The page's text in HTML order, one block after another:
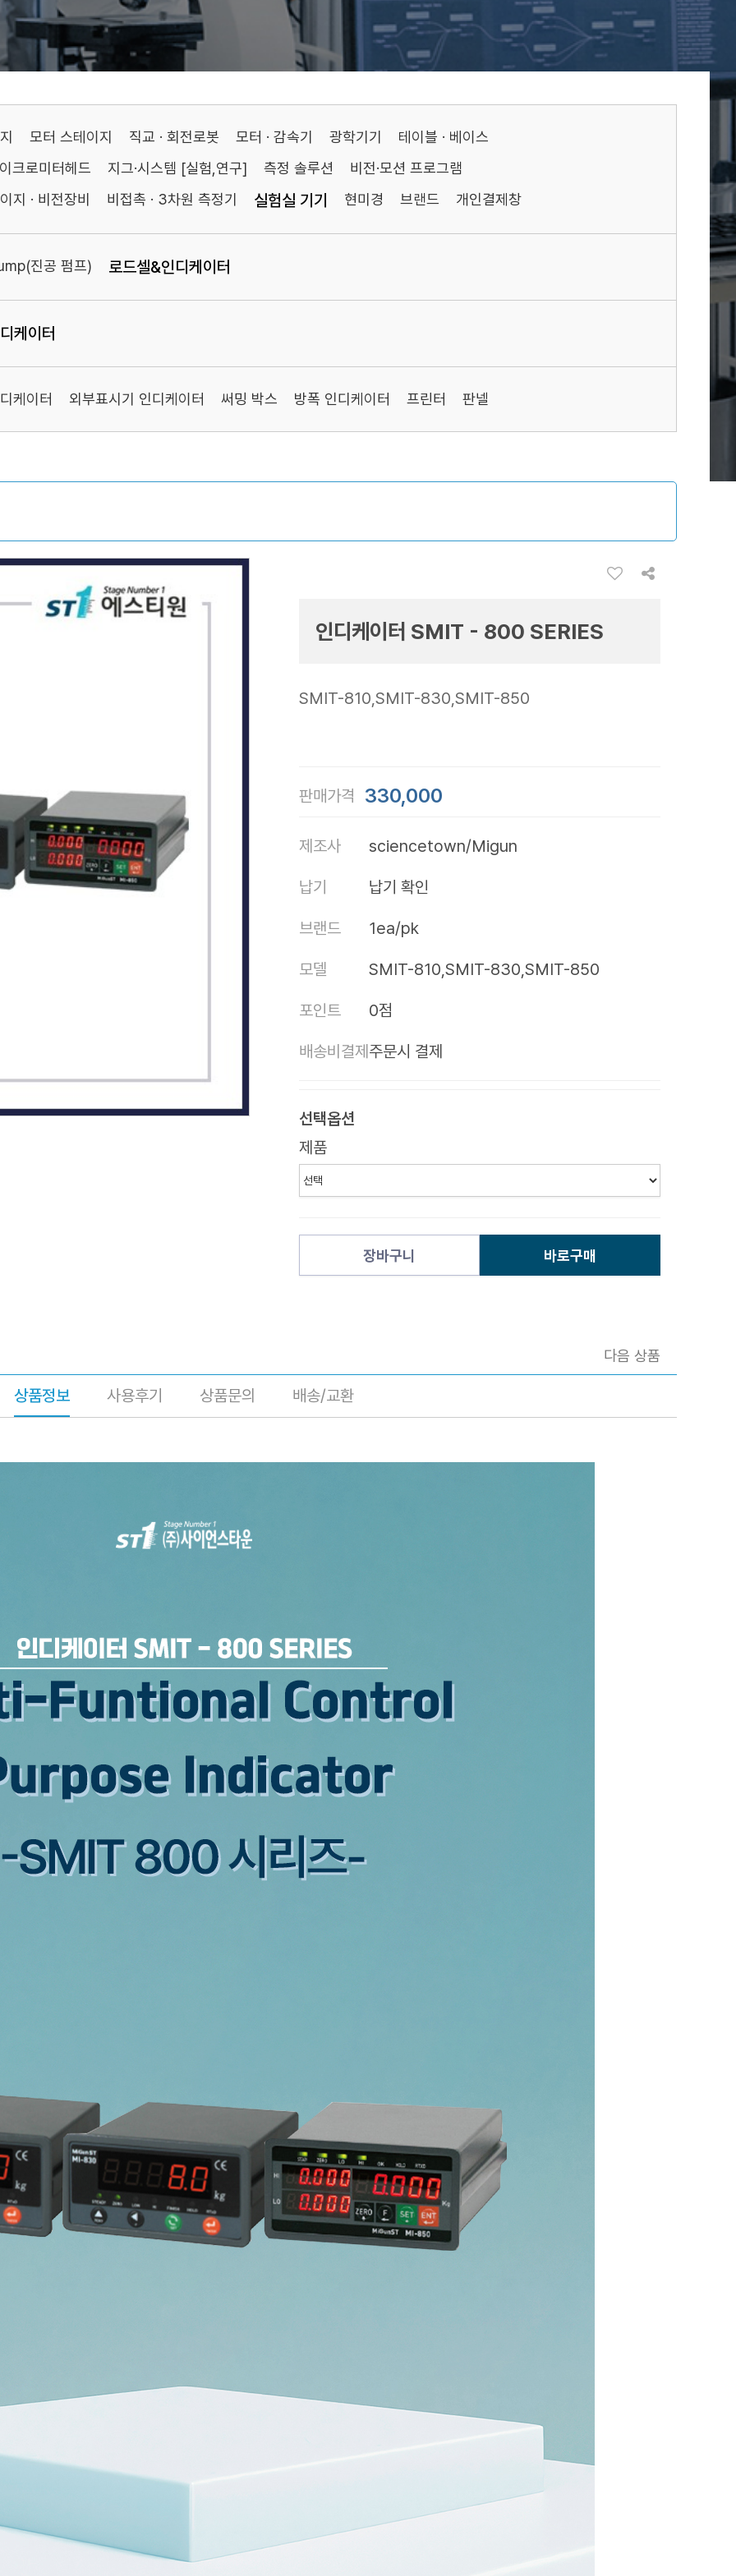
모터 스테이지 직교 · 회전로봇 모터 · 감속기 광학기기
테이블 · 베이스
크로미터헤드
지그·시스템 [실험,연구] 측정 솔루션
비전·모션 프로그램
지 · 비전장비
비접촉 · 3차원 측정기 실험실 기기 현미경 브랜드 개인결제창
진공 펌프) 로드셀&인디케이터
케이터
케이터 외부표시기 인디케이터 써밍 박스 방폭 인디케이터 프린터 판넬
인디케이터 SMIT - 800 SERIES
SMIT-810,SMIT-830,SMIT-850
판매가격 330,000
제조사 sciencetown/Migun
납기 납기 확인
브랜드 1ea/pk
모델 SMIT-810,SMIT-830,SMIT-850
포인트 0점
배송비결제 주문시 결제
선택옵션
제품
장바구니 바로구매
다음 상품
상품정보 사용후기 상품문의 배송/교환